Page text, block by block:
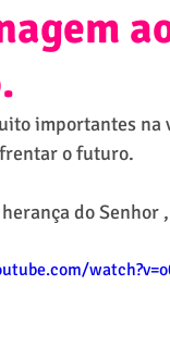
importantes na
o futuro.
do Senhor